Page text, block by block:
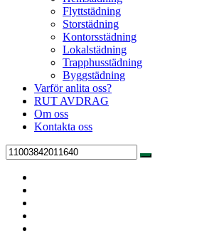
Flyttstädning
Storstädning
Kontorsstädning
Lokalstädning
Trapphusstädning
Byggstädning
Varför anlita oss?
RUT AVDRAG
Om oss
Kontakta oss